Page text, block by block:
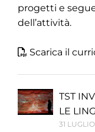
progetti e
dell’attività.
Scarica il
TST
LE
31